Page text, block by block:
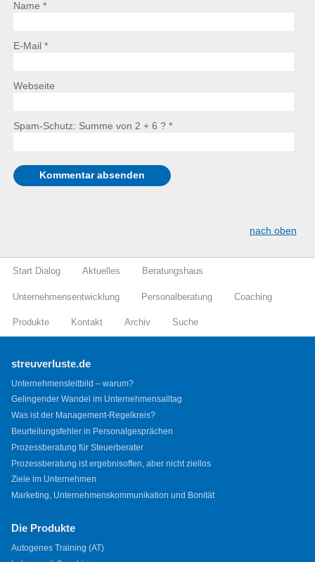
Name *
E-Mail *
Webseite
Spam-Schutz: Summe von 2 + 6 ? *
nach oben
Start Dialog Aktuelles Beratungshaus
Unternehmensentwicklung Personalberatung Coaching
Produkte Kontakt Archiv Suche
streuverluste.de
Unternehmensleitbild – warum?
Gelingender Wandel im Unternehmensalltag
Was ist der Management-Regelkreis?
Beurteilungsfehler in Personalgesprächen
Prozessberatung für Steuerberater
Prozessberatung ist ergebnisoffen, aber nicht ziellos
Ziele im Unternehmen
Marketing, Unternehmenskommunikation und Bonität
Die Produkte
Autogenes Training (AT)